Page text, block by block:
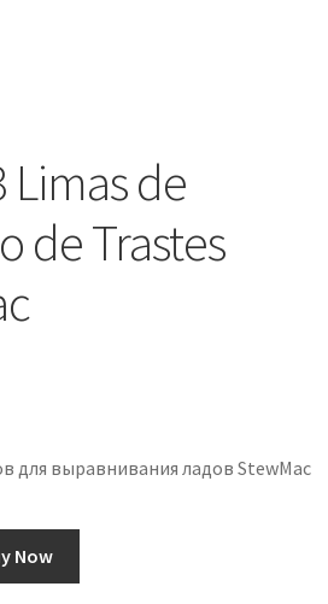
Limas de
de Trastes
для выравнивания ладов StewMac
Now